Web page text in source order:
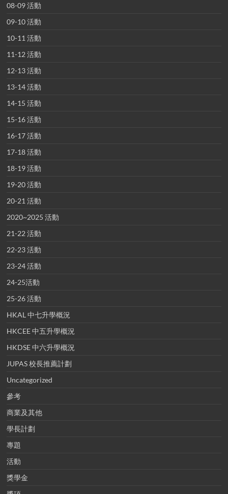
08-09 活動
09-10 活動
10-11 活動
11-12 活動
12-13 活動
13-14 活動
14-15 活動
15-16 活動
16-17 活動
17-18 活動
18-19 活動
19-20 活動
20-21 活動
2020~2025 活動
21-22 活動
22-23 活動
23-24 活動
24-25活動
25-26 活動
HKAL 中七升學概況
HKCEE 中五升學概況
HKDSE 中六升學概況
JUPAS 校長推薦計劃
Uncategorized
參考
商業及其他
學長計劃
專題
活動
獎學金